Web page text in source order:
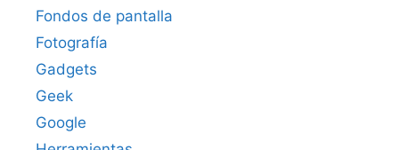
Fondos de pantalla
Fotografía
Gadgets
Geek
Google